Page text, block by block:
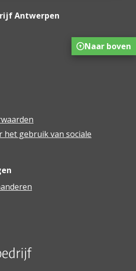
Antwerpen
het gebruik van sociale
Naar boven